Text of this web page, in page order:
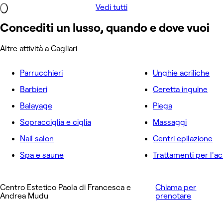
Vedi tutti
Concediti un lusso, quando e dove vuoi
Altre attività a Cagliari
Parrucchieri
Barbieri
Balayage
Sopracciglia e ciglia
Nail salon
Spa e saune
Unghie acriliche
Ceretta inguine
Piega
Massaggi
Centri epilazione
Trattamenti per
Centro Estetico Paola di Francesca e
Andrea Mudu
Chiama per
prenotare